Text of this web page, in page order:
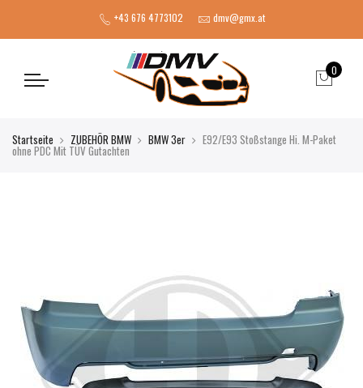
+43 676 4773102 dmv@gmx.at
0
Startseite ZUBEHÖR BMW BMW 3er E92/E93 Stoßstange Hi. M-Paket
ohne PDC Mit TÜV Gutachten